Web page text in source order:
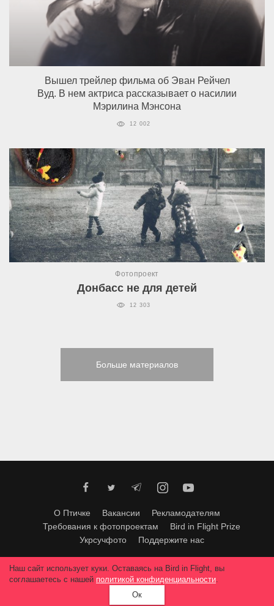
Вышел трейлер фильма об Эван Рейчел
Вуд. В нем актриса рассказывает о насилии
Мэрилина Мэнсона
12 002
Фотопроект
Донбасс не для детей
12 303
Больше материалов
О Птичке Вакансии
Рекламодателям
Требования к фотопроектам
Bird in Flight Prize
Укрсучфото
Поддержите нас
Любое использование материалов допускается только с согласия
редакции.© 2026, Bird In Flight.
Все права защищены.
Наш сайт использует куки. Оставаясь на Bird in Flight, вы
соглашаетесь с нашей политикой конфиденциальности.
Ок